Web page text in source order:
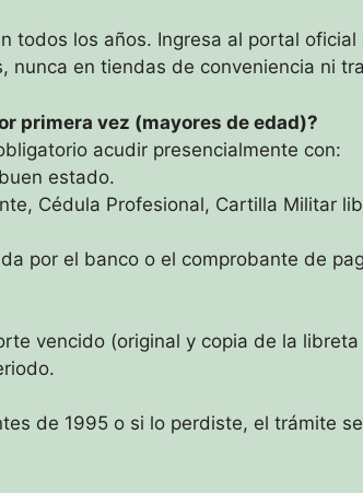
todos los años. Ingresa al portal
nunca en tiendas de conveniencia ni
primera vez (mayores de edad)?
acudir presencialmente con:
estado.
Cédula Profesional, Cartilla Militar
por el banco o el comprobante de
vencido (original y copia de la
de 1995 o si lo perdiste, el trámite